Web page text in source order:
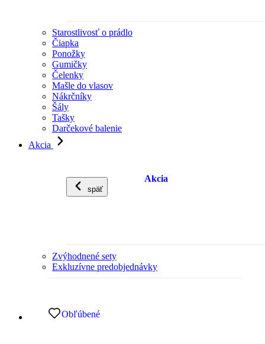
Starostlivosť o prádlo
Čiapka
Ponožky
Gumičky
Čelenky
Mašle do vlasov
Nákrčníky
Šály
Tašky
Darčekové balenie
Akcia
späť
Akcia
Zvýhodnené sety
Exkluzívne predobjednávky
Obľúbené